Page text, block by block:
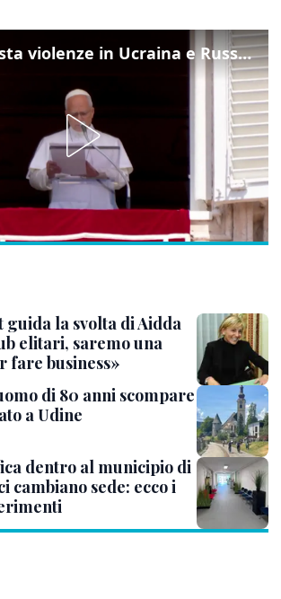
Il Papa: "Basta violenze in Ucraina e Russia, spazio a diplomazia"
guida la svolta di Aidda
elitari, saremo una
fare business»
di 80 anni scompare
a Udine
dentro al municipio di
cambiano sede: ecco i